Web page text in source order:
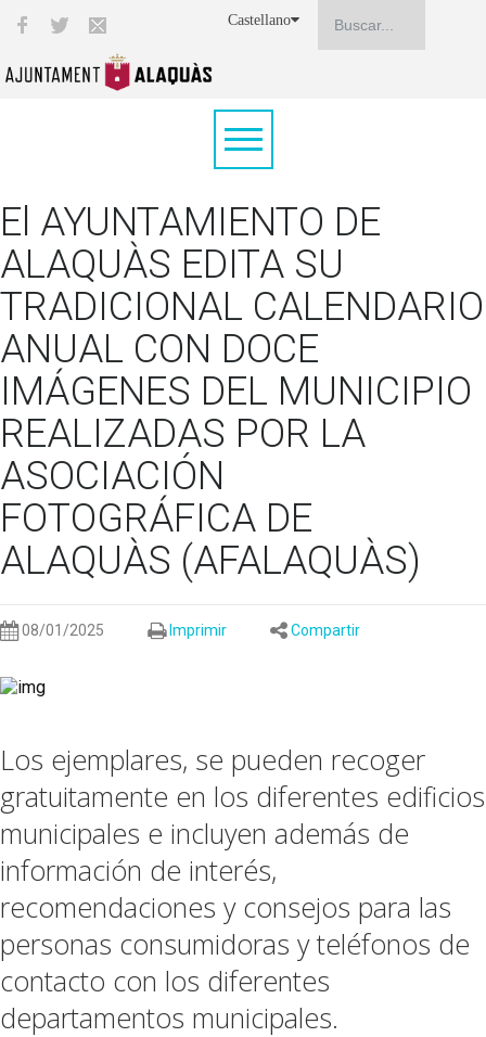
Castellano
El AYUNTAMIENTO DE
ALAQUÀS EDITA SU
TRADICIONAL CALENDARIO
ANUAL CON DOCE
IMÁGENES DEL MUNICIPIO
REALIZADAS POR LA
ASOCIACIÓN
FOTOGRÁFICA DE
ALAQUÀS (AFALAQUÀS)
08/01/2025 Imprimir Compartir
Los ejemplares, se pueden recoger
gratuitamente en los diferentes edificios
municipales e incluyen además de
información de interés,
recomendaciones y consejos para las
personas consumidoras y teléfonos de
contacto con los diferentes
departamentos municipales.